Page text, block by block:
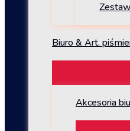
Biuro & Art.
Akcesoria